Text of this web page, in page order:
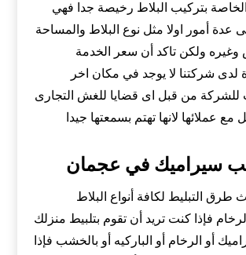
الخاصة بتركيب البلاط رخيصة جدا فهي
عدة أمور اولا مثل نوع البلاط والمساحة
وغيره ولكن تاكد أن سعر الخدمة
لدى شركتنا لا يوجد في مكان اخر
للشركة من قبل اى قضايا للغش التجارى
مع عملائها لانها تهتم بسمعتها جيدا
سيراميك في عجمان
التبليط لكافة أنواع البلاط
فإذا كنت تريد أن تقوم بتلبيط منزلك
أو الرخام أو الباركيه أو بالخشب فإذا